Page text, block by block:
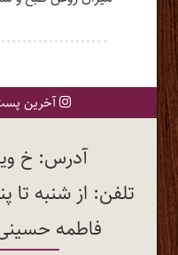
آخرین
آدرس: خ
فاطمه